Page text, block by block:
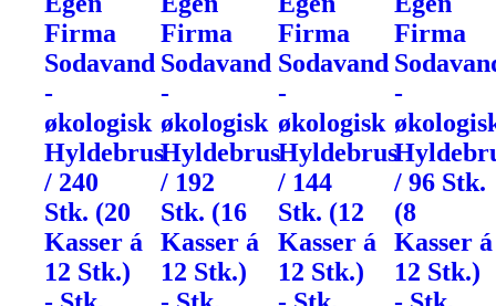
Firma
Sodavand
-
økologisk
Hyldebrus
/ 240
Stk. (20
Kasser á
12 Stk.)
Firma
Sodavand
-
økologisk
Hyldebrus
/ 192
Stk. (16
Kasser á
12 Stk.)
Firma
Sodavand
-
økologisk
Hyldebrus
/ 144
Stk. (12
Kasser á
12 Stk.)
Firma
-
/ 96 Stk.
(8
Kasser á
12 Stk.)